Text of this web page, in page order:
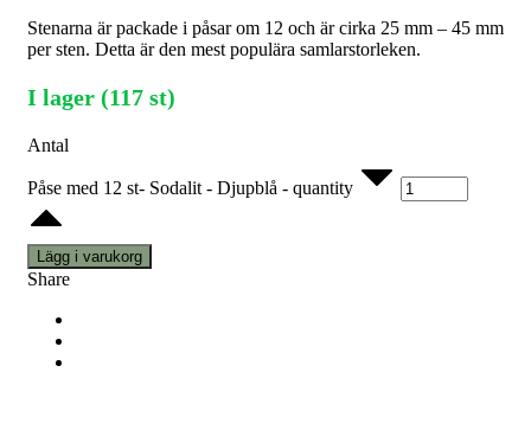
Stenarna är packade i påsar om 12 och är cirka 25 mm – 45 mm
per sten. Detta är den mest populära samlarstorleken.
I lager (117 st)
Antal
Påse med 12 st- Sodalit - Djupblå - quantity
Lägg i varukorg
Share